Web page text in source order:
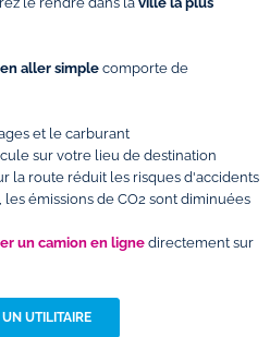
aller simple comporte de
et le carburant
sur votre lieu de destination
la route réduit les risques d'accidents
les émissions de CO2 sont diminuées
un camion en ligne directement sur
UTILITAIRE